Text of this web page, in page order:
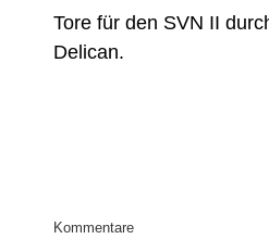
Tore für den SVN II
Delican.
Kommentare